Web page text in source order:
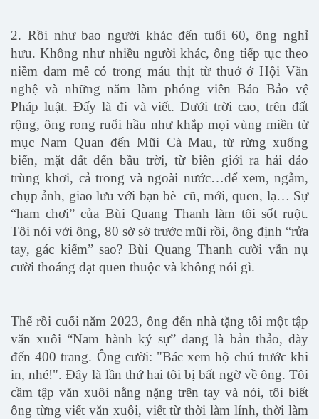
2. Rồi như bao người khác đến tuổi 60, ông nghỉ
hưu. Không như nhiều người khác, ông tiếp tục theo
niềm đam mê có trong máu thịt từ thuở ở Hội Văn
nghệ và những năm làm phóng viên Báo Bảo vệ
Pháp luật. Đấy là đi và viết. Dưới trời cao, trên đất
rộng, ông rong ruổi hầu như khắp mọi vùng miền từ
mục Nam Quan đến Mũi Cà Mau, từ rừng xuống
biển, mặt đất đến bầu trời, từ biên giới ra hải đảo
trùng khơi, cả trong và ngoài nước…để xem, ngẫm,
chụp ảnh, giao lưu với bạn bè cũ, mới, quen, lạ… Sự
“ham chơi” của Bùi Quang Thanh làm tôi sốt ruột.
Tôi nói với ông, 80 sờ sờ trước mũi rồi, ông định “rửa
tay, gác kiếm” sao? Bùi Quang Thanh cười vẫn nụ
cười thoáng đạt quen thuộc và không nói gì.
Thế rồi cuối năm 2023, ông đến nhà tặng tôi một tập
văn xuôi “Nam hành ký sự” đang là bản thảo, dày
đến 400 trang. Ông cười: "Bác xem hộ chú trước khi
in, nhé!". Đây là lần thứ hai tôi bị bất ngờ về ông. Tôi
cầm tập văn xuôi nằng nặng trên tay và nói, tôi biết
ông từng viết văn xuôi, viết từ thời làm lính, thời làm